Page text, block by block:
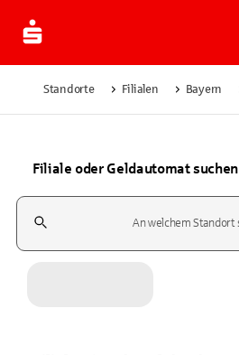
Standorte Filialen Bayern
Filiale oder Geldautomat suchen
Suchfeld